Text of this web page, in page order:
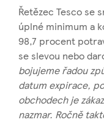
Řetězec Tesco se
úplné minimum a
98,7 procent
se slevou nebo
bojujeme řadou
datum expirace,
obchodech je
nazmar. Ročně